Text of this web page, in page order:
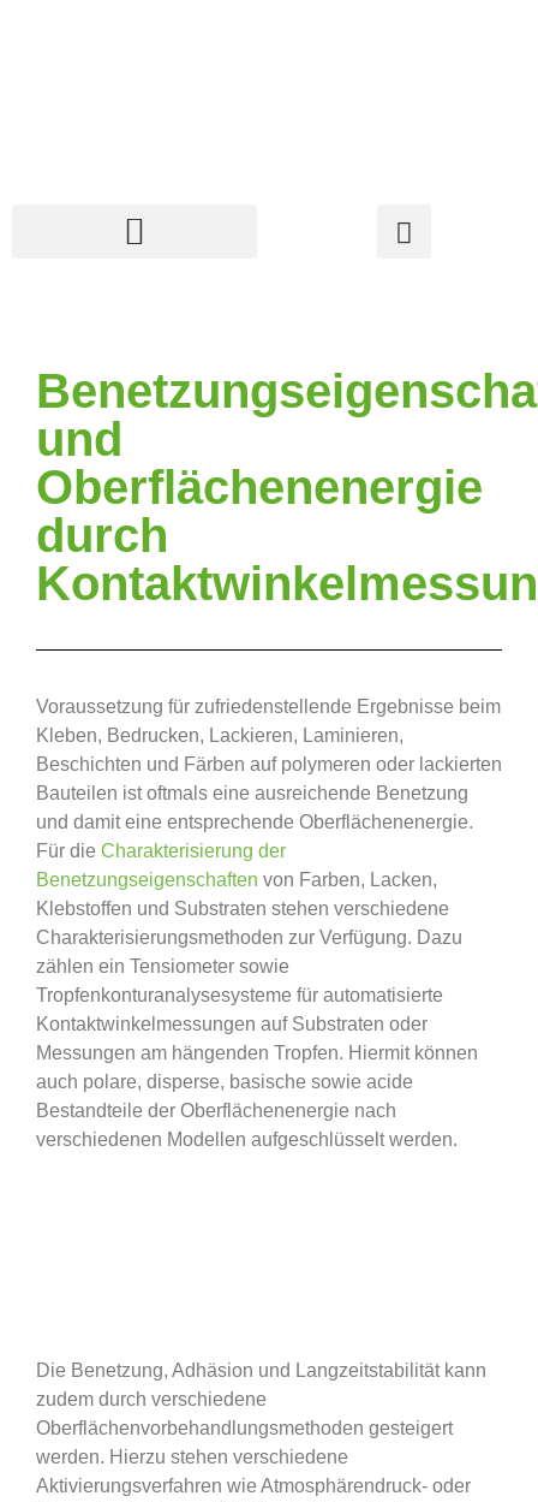
und
Oberflächenenergie
durch
Voraussetzung für zufriedenstellende Ergebnisse beim
Kleben, Bedrucken, Lackieren, Laminieren,
Beschichten und Färben auf polymeren oder lackierten
Bauteilen ist oftmals eine ausreichende Benetzung
und damit eine entsprechende Oberflächenenergie.
Für die Charakterisierung der
Benetzungseigenschaften von Farben, Lacken,
Klebstoffen und Substraten stehen verschiedene
Charakterisierungsmethoden zur Verfügung. Dazu
zählen ein Tensiometer sowie
Tropfenkonturanalysesysteme für automatisierte
Kontaktwinkelmessungen auf Substraten oder
Messungen am hängenden Tropfen. Hiermit können
auch polare, disperse, basische sowie acide
Bestandteile der Oberflächenenergie nach
verschiedenen Modellen aufgeschlüsselt werden.
Die Benetzung, Adhäsion und Langzeitstabilität kann
zudem durch verschiedene
Oberflächenvorbehandlungsmethoden gesteigert
werden. Hierzu stehen verschiedene
Aktivierungsverfahren wie Atmosphärendruck- oder